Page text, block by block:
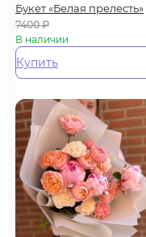
Букет «Белая прелесть»
7400₽
В наличии
Купить